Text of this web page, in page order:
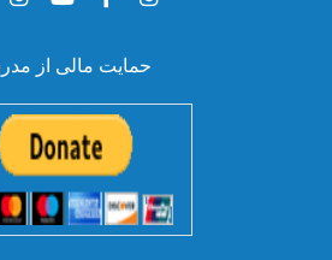
حمایت مالی از